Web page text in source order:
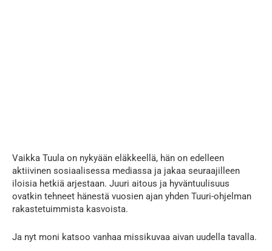
Vaikka Tuula on nykyään eläkkeellä, hän on edelleen
aktiivinen sosiaalisessa mediassa ja jakaa seuraajilleen
iloisia hetkiä arjestaan. Juuri aitous ja hyväntuulisuus
ovatkin tehneet hänestä vuosien ajan yhden Tuuri-ohjelman
rakastetuimmista kasvoista.
Ja nyt moni katsoo vanhaa missikuvaa aivan uudella tavalla.